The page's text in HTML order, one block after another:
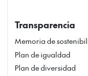
Transparencia
Memoria de
Plan de igualdad
Plan de diversidad